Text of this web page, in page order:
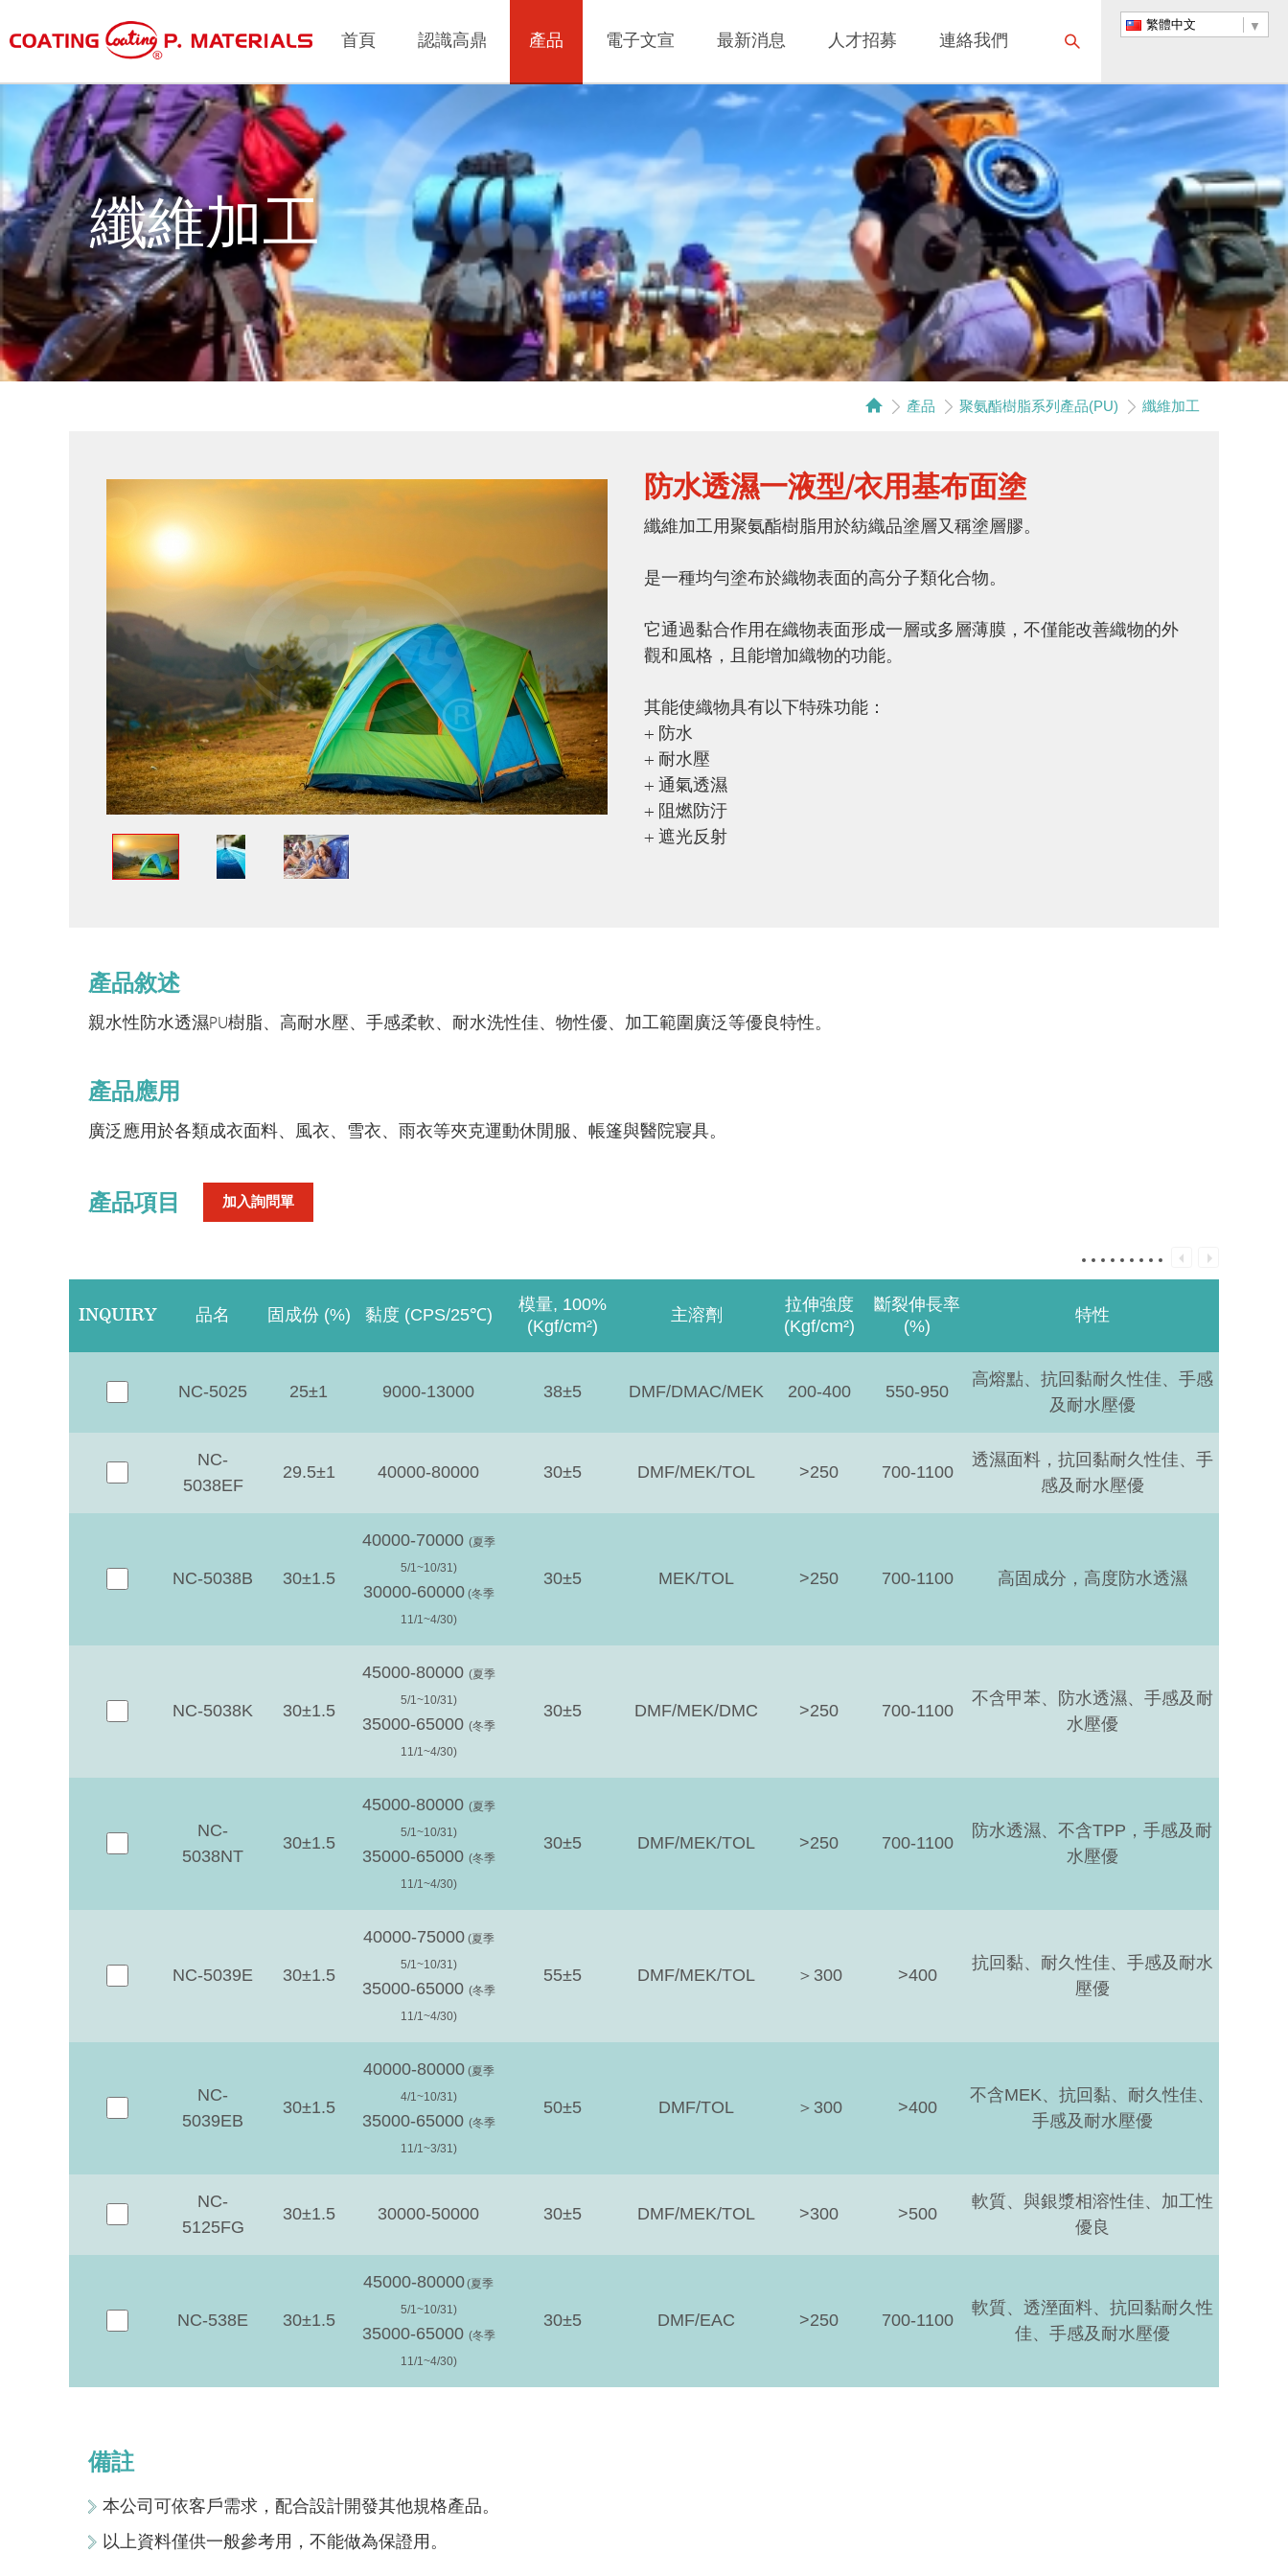
繁體中文
首頁 認識高鼎 產品 電子文宣 最新消息 人才招募 連絡我們
纖維加工
產品 聚氨酯樹脂系列產品(PU) 纖維加工
防水透濕一液型/衣用基布面塗
纖維加工用聚氨酯樹脂用於紡織品塗層又稱塗層膠。
是一種均勻塗布於織物表面的高分子類化合物。
它通過黏合作用在織物表面形成一層或多層薄膜，不僅能改善織物的外
觀和風格，且能增加織物的功能。
其能使織物具有以下特殊功能：
+ 防水
+ 耐水壓
+ 通氣透濕
+ 阻燃防汙
+ 遮光反射
產品敘述
親水性防水透濕PU樹脂、高耐水壓、手感柔軟、耐水洗性佳、物性優、加工範圍廣泛等優良特性。
產品應用
廣泛應用於各類成衣面料、風衣、雪衣、雨衣等夾克運動休閒服、帳篷與醫院寢具。
產品項目 加入詢問單
INQUIRY 品名 固成份 (%) 黏度 (CPS/25℃)
模量, 100%
(Kgf/cm²)
主溶劑
拉伸強度
(Kgf/cm²)
斷裂伸長率
(%)
特性
NC-5025 25±1 9000-13000 38±5 DMF/DMAC/MEK 200-400 550-950
高熔點、抗回黏耐久性佳、手感
及耐水壓優
NC-
5038EF
29.5±1 40000-80000 30±5 DMF/MEK/TOL >250 700-1100
透濕面料，抗回黏耐久性佳、手
感及耐水壓優
NC-5038B 30±1.5
40000-70000 (夏季
5/1~10/31)
30000-60000(冬季
11/1~4/30)
30±5 MEK/TOL >250 700-1100 高固成分，高度防水透濕
NC-5038K 30±1.5
45000-80000 (夏季
5/1~10/31)
35000-65000 (冬季
11/1~4/30)
30±5 DMF/MEK/DMC >250 700-1100
不含甲苯、防水透濕、手感及耐
水壓優
NC-
5038NT
30±1.5
45000-80000 (夏季
5/1~10/31)
35000-65000 (冬季
11/1~4/30)
30±5 DMF/MEK/TOL >250 700-1100
防水透濕、不含TPP，手感及耐
水壓優
NC-5039E 30±1.5
40000-75000(夏季
5/1~10/31)
35000-65000 (冬季
11/1~4/30)
55±5 DMF/MEK/TOL ＞300 >400
抗回黏、耐久性佳、手感及耐水
壓優
NC-
5039EB
30±1.5
40000-80000(夏季
4/1~10/31)
35000-65000 (冬季
11/1~3/31)
50±5 DMF/TOL ＞300 >400
不含MEK、抗回黏、耐久性佳、
手感及耐水壓優
NC-
5125FG
30±1.5 30000-50000 30±5 DMF/MEK/TOL >300 >500
軟質、與銀漿相溶性佳、加工性
優良
NC-538E 30±1.5
45000-80000(夏季
5/1~10/31)
35000-65000 (冬季
11/1~4/30)
30±5 DMF/EAC >250 700-1100
軟質、透溼面料、抗回黏耐久性
佳、手感及耐水壓優
備註
本公司可依客戶需求，配合設計開發其他規格產品。
以上資料僅供一般參考用，不能做為保證用。